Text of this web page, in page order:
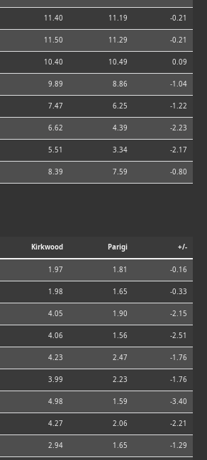
11.40 11.19 -0.21
11.50 11.29 -0.21
10.40 10.49 0.09
9.89 8.86 -1.04
7.47 6.25 -1.22
6.62 4.39 -2.23
5.51 3.34 -2.17
8.39 7.59 -0.80
Kirkwood Parigi +/-
1.97 1.81 -0.16
1.98 1.65 -0.33
4.05 1.90 -2.15
4.06 1.56 -2.51
4.23 2.47 -1.76
3.99 2.23 -1.76
4.98 1.59 -3.40
4.27 2.06 -2.21
2.94 1.65 -1.29